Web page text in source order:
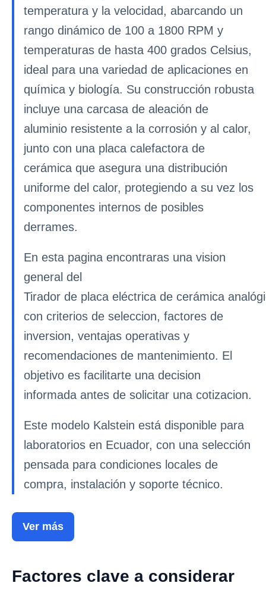
temperatura y la velocidad, abarcando un
rango dinámico de 100 a 1800 RPM y
temperaturas de hasta 400 grados Celsius,
ideal para una variedad de aplicaciones en
química y biología. Su construcción robusta
incluye una carcasa de aleación de
aluminio resistente a la corrosión y al calor,
junto con una placa calefactora de
cerámica que asegura una distribución
uniforme del calor, protegiendo a su vez los
componentes internos de posibles
derrames.
En esta pagina encontraras una vision
general del
Tirador de placa eléctrica de cerámica
con criterios de seleccion, factores de
inversion, ventajas operativas y
recomendaciones de mantenimiento. El
objetivo es facilitarte una decision
informada antes de solicitar una cotizacion.
Este modelo Kalstein está disponible para
laboratorios en Ecuador, con una selección
pensada para condiciones locales de
compra, instalación y soporte técnico.
Ver más
Factores clave a considerar